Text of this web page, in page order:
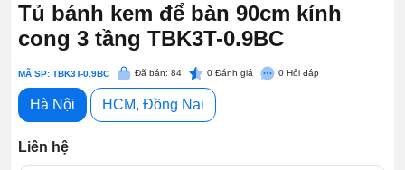
Tủ bánh kem để bàn 90cm kính
cong 3 tầng TBK3T-0.9BC
MÃ SP: TBK3T-0.9BC Đã bán: 84 0 Đánh giá 0 Hỏi đáp
Hà Nội HCM, Đồng Nai
Liên hệ